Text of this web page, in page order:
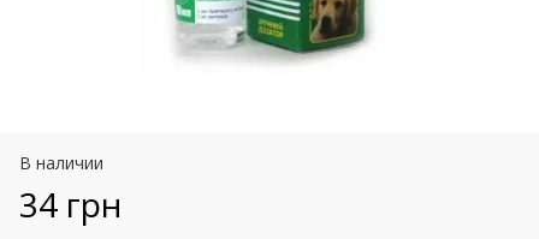
В наличии
34 грн